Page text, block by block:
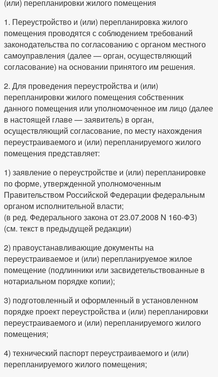
(или) перепланировки жилого помещения
1. Переустройство и (или) перепланировка жилого
помещения проводятся с соблюдением требований
законодательства по согласованию с органом местного
самоуправления (далее — орган, осуществляющий
согласование) на основании принятого им решения.
2. Для проведения переустройства и (или)
перепланировки жилого помещения собственник
данного помещения или уполномоченное им лицо (далее
в настоящей главе — заявитель) в орган,
осуществляющий согласование, по месту нахождения
переустраиваемого и (или) перепланируемого жилого
помещения представляет:
1) заявление о переустройстве и (или) перепланировке
по форме, утвержденной уполномоченным
Правительством Российской Федерации федеральным
органом исполнительной власти;
(в ред. Федерального закона от 23.07.2008 N 160-ФЗ)
(см. текст в предыдущей редакции)
2) правоустанавливающие документы на
переустраиваемое и (или) перепланируемое жилое
помещение (подлинники или засвидетельствованные в
нотариальном порядке копии);
3) подготовленный и оформленный в установленном
порядке проект переустройства и (или) перепланировки
переустраиваемого и (или) перепланируемого жилого
помещения;
4) технический паспорт переустраиваемого и (или)
перепланируемого жилого помещения;